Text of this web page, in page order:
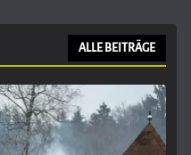
ALLE BEITRÄGE